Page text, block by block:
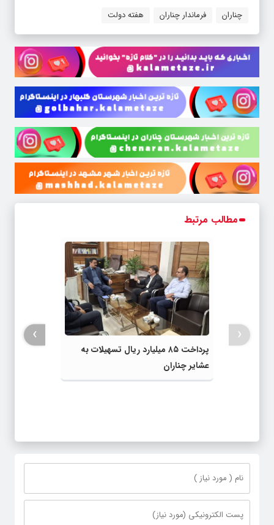
چناران فرماندار چناران هفته دولت
مطالب مرتبط
پرداخت ۸۵ میلیارد ریال تسهیلات به
عشایر چناران
‹
›